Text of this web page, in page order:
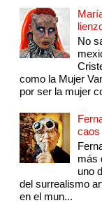
No
como la Mujer
por ser la mujer
caos
más
uno
del surrealismo
en el mun...